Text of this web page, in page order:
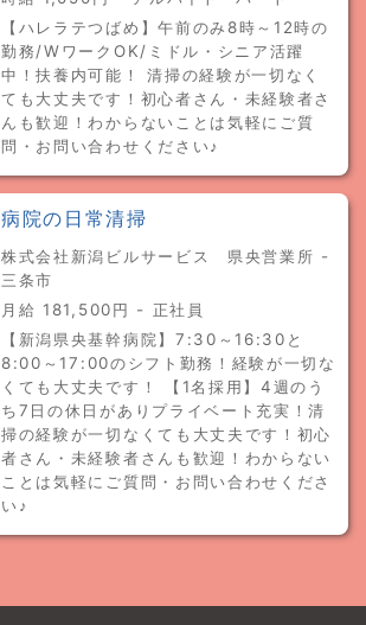
【ハレラテつばめ】午前のみ8時～12時の
勤務/WワークOK/ミドル・シニア活躍
中！扶養内可能！ 清掃の経験が一切なく
ても大丈夫です！初心者さん・未経験者さ
んも歓迎！わからないことは気軽にご質
問・お問い合わせください♪
病院の日常清掃
株式会社新潟ビルサービス 県央営業所 -
三条市
月給 181,500円 - 正社員
【新潟県央基幹病院】7:30～16:30と
8:00～17:00のシフト勤務！経験が一切な
くても大丈夫です！ 【1名採用】4週のう
ち7日の休日がありプライベート充実！清
掃の経験が一切なくても大丈夫です！初心
者さん・未経験者さんも歓迎！わからない
ことは気軽にご質問・お問い合わせくださ
い♪